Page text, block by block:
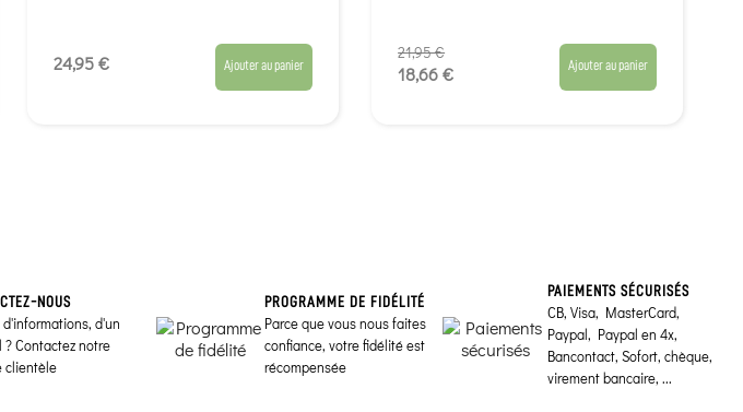
24,95 € Ajouter au panier
21,95 €
18,66 € Ajouter au panier
NOUS
d'informations, d'un
? Contactez notre
clientèle
PROGRAMME DE FIDÉLITÉ
Parce que vous nous faites
confiance, votre fidélité est
récompensée
PAIEMENTS SÉCURISÉS
CB, Visa, MasterCard,
Paypal, Paypal en 4x,
Bancontact, Sofort, chèque,
virement bancaire, ...